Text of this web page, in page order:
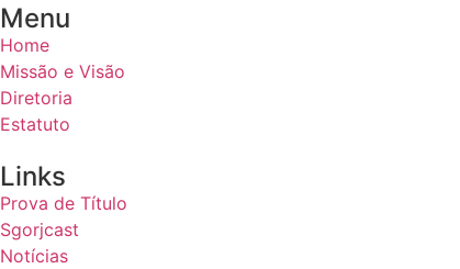
Menu
Home
Missão e Visão
Diretoria
Estatuto
Links
Prova de Título
Sgorjcast
Notícias